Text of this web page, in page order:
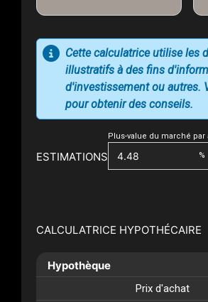
ESTIMATIONS
Plus-value du marché par
%
Cette calculatrice utilise les
illustratifs à des fins
d'investissement ou autres.
pour obtenir des conseils.
CALCULATRICE HYPOTHÉCAIRE
Hypothèque
Prix d'achat